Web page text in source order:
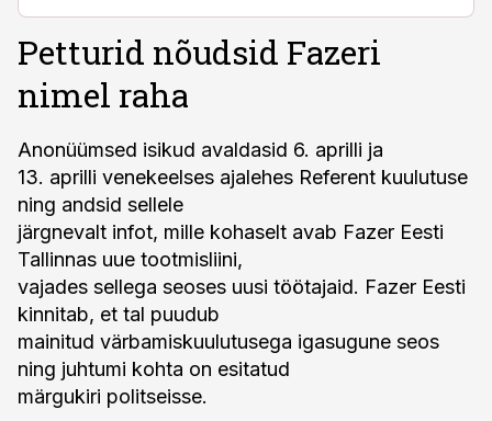
Petturid nõudsid Fazeri
nimel raha
Anonüümsed isikud avaldasid 6. aprilli ja
13. aprilli venekeelses ajalehes Referent kuulutuse
ning andsid sellele
järgnevalt infot, mille kohaselt avab Fazer Eesti
Tallinnas uue tootmisliini,
vajades sellega seoses uusi töötajaid. Fazer Eesti
kinnitab, et tal puudub
mainitud värbamiskuulutusega igasugune seos
ning juhtumi kohta on esitatud
märgukiri politseisse.